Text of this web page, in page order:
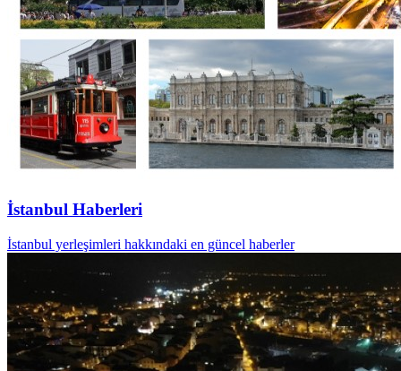
İstanbul Haberleri
İstanbul yerleşimleri hakkındaki en güncel haberler